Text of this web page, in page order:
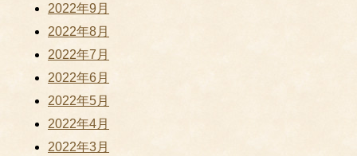
2022年9月
2022年8月
2022年7月
2022年6月
2022年5月
2022年4月
2022年3月